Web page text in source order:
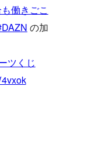
働きごこ
の加
ツくじ